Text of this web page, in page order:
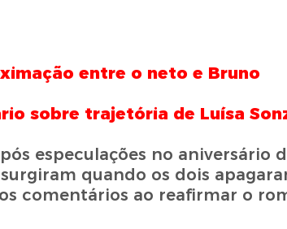
entre o neto e Bruno
sobre trajetória de Luísa
especulações no aniversário
quando os dois
comentários ao reafirmar o